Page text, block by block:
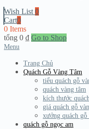
Wish List 0
Cart0
0 Items
tổng 0 ₫ Go to Shop
Menu
Trang Chủ
Quách Gỗ Vàng Tâm
tiểu quách gỗ
quách vàng tâm
kích thước
giá quách gỗ
xưởng quách gỗ
quách gỗ ngọc am